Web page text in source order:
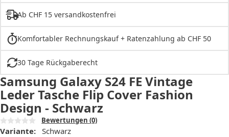
Ab CHF 15 versandkostenfrei
Komfortabler Rechnungskauf + Ratenzahlung ab CHF 50
30 Tage Rückgaberecht
Samsung Galaxy S24 FE Vintage
Leder Tasche Flip Cover Fashion
Design - Schwarz
Bewertungen (0)
Variante: Schwarz